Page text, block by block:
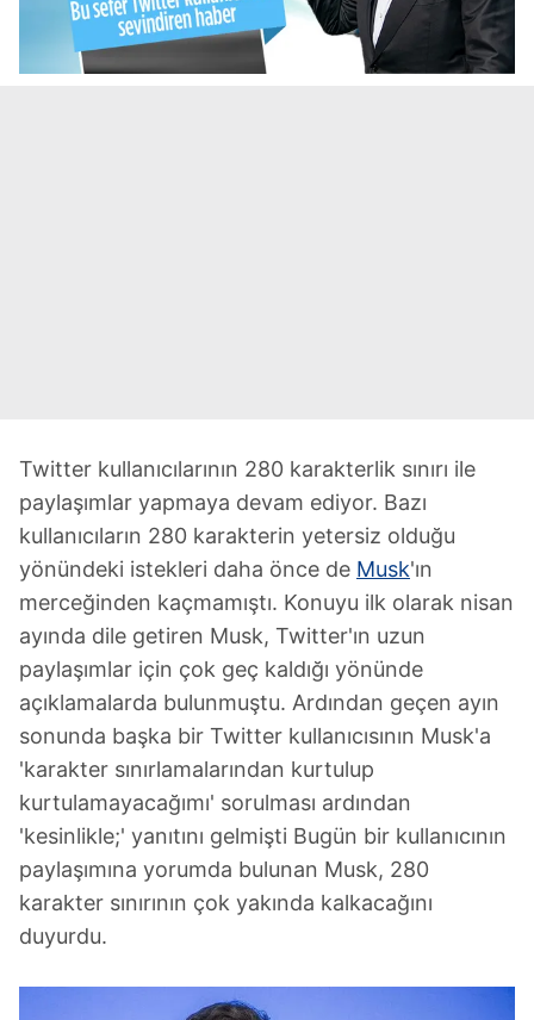
Twitter kullanıcılarının 280 karakterlik sınırı ile
paylaşımlar yapmaya devam ediyor. Bazı
kullanıcıların 280 karakterin yetersiz olduğu
yönündeki istekleri daha önce de Musk'ın
merceğinden kaçmamıştı. Konuyu ilk olarak nisan
ayında dile getiren Musk, Twitter'ın uzun
paylaşımlar için çok geç kaldığı yönünde
açıklamalarda bulunmuştu. Ardından geçen ayın
sonunda başka bir Twitter kullanıcısının Musk'a
'karakter sınırlamalarından kurtulup
kurtulamayacağımı' sorulması ardından
'kesinlikle;' yanıtını gelmişti Bugün bir kullanıcının
paylaşımına yorumda bulunan Musk, 280
karakter sınırının çok yakında kalkacağını
duyurdu.